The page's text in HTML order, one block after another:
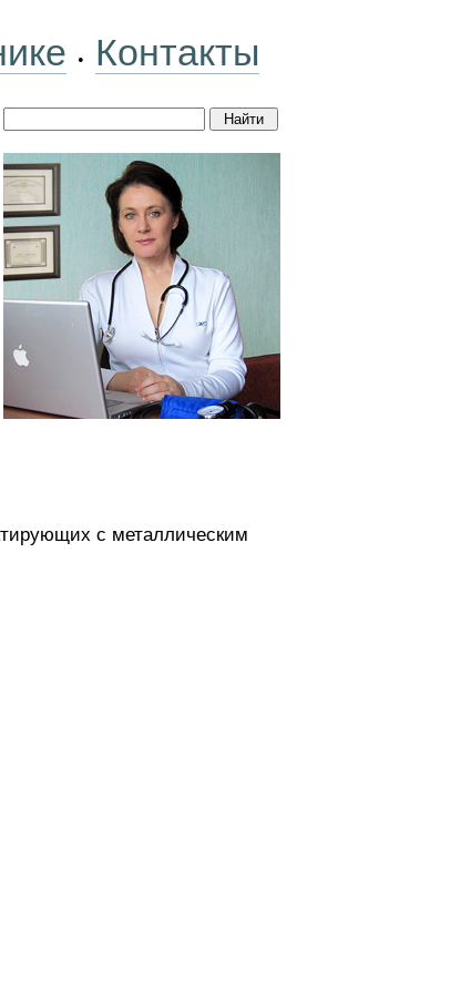
• Контакты
с металлическим